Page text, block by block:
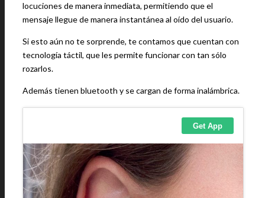
locuciones de manera inmediata, permitiendo que el
mensaje llegue de manera instantánea al oído del usuario.
Si esto aún no te sorprende, te contamos que cuentan con
tecnología táctil, que les permite funcionar con tan sólo
rozarlos.
Además tienen bluetooth y se cargan de forma inalámbrica.